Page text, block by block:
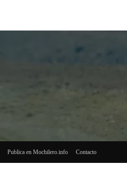
Publica en Mochilero.info Contacto